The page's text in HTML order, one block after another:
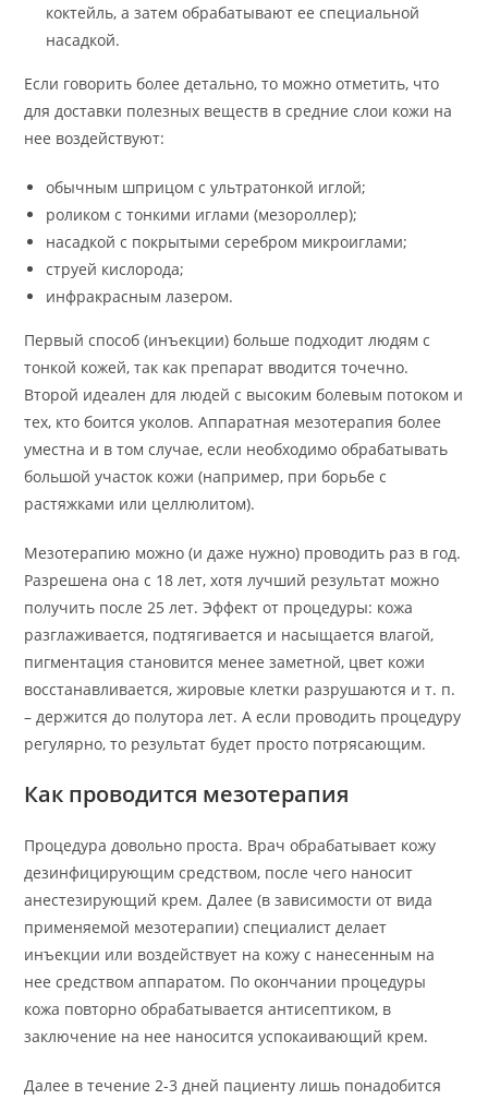
коктейль, а затем обрабатывают ее специальной
насадкой.
Если говорить более детально, то можно отметить, что
для доставки полезных веществ в средние слои кожи на
нее воздействуют:
обычным шприцом с ультратонкой иглой;
роликом с тонкими иглами (мезороллер);
насадкой с покрытыми серебром микроиглами;
струей кислорода;
инфракрасным лазером.
Первый способ (инъекции) больше подходит людям с
тонкой кожей, так как препарат вводится точечно.
Второй идеален для людей с высоким болевым потоком и
тех, кто боится уколов. Аппаратная мезотерапия более
уместна и в том случае, если необходимо обрабатывать
большой участок кожи (например, при борьбе с
растяжками или целлюлитом).
Мезотерапию можно (и даже нужно) проводить раз в год.
Разрешена она с 18 лет, хотя лучший результат можно
получить после 25 лет. Эффект от процедуры: кожа
разглаживается, подтягивается и насыщается влагой,
пигментация становится менее заметной, цвет кожи
восстанавливается, жировые клетки разрушаются и т. п.
– держится до полутора лет. А если проводить процедуру
регулярно, то результат будет просто потрясающим.
Как проводится мезотерапия
Процедура довольно проста. Врач обрабатывает кожу
дезинфицирующим средством, после чего наносит
анестезирующий крем. Далее (в зависимости от вида
применяемой мезотерапии) специалист делает
инъекции или воздействует на кожу с нанесенным на
нее средством аппаратом. По окончании процедуры
кожа повторно обрабатывается антисептиком, в
заключение на нее наносится успокаивающий крем.
Далее в течение 2-3 дней пациенту лишь понадобится